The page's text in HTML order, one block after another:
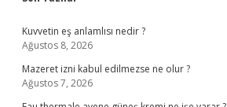
Sidebar
Kuvvetin eş anlamlısı nedir ?
Ağustos 8, 2026
Mazeret izni kabul edilmezse ne olur ?
Ağustos 7, 2026